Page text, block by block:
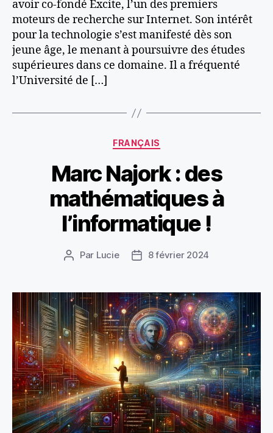
avoir co-fondé Excite, l’un des premiers
moteurs de recherche sur Internet. Son intérêt
pour la technologie s’est manifesté dès son
jeune âge, le menant à poursuivre des études
supérieures dans ce domaine. Il a fréquenté
l’Université de […]
Catégories
FRANÇAIS
Marc Najork : des
mathématiques à
l’informatique !
Auteur
Par Lucie
Date8 février 2024